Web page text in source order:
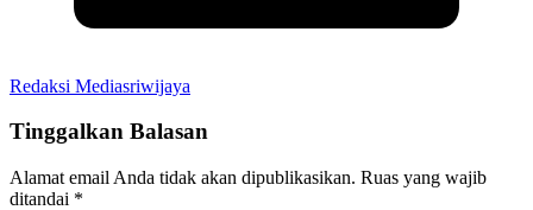
Redaksi Mediasriwijaya
Tinggalkan Balasan
Alamat email Anda tidak akan dipublikasikan. Ruas yang wajib
ditandai *